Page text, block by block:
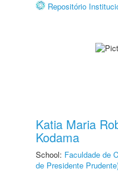
Repositório
Katia Maria
Kodama
School: Faculdade de
de Presidente